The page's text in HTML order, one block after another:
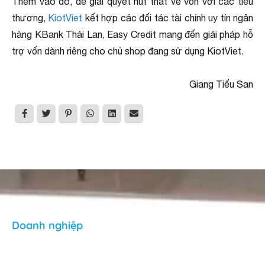
thương, KiotViet kết hợp các đối tác tài chính uy tín ngân
hàng KBank Thái Lan, Easy Credit mang đến giải pháp hỗ
trợ vốn dành riêng cho chủ shop đang sử dụng KiotViet.
Giang Tiểu San
Doanh nghiệp